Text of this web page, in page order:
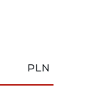
PLN